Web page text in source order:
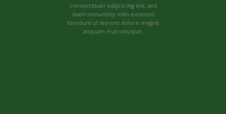
consectetuer adipiscing elit, sed
diam nonummy nibh euismod
tincidunt ut laoreet dolore magna
aliquam erat volutpat.